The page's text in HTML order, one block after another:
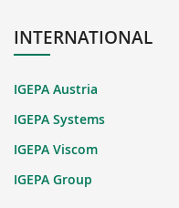
INTERNATIONAL
IGEPA Austria
IGEPA Systems
IGEPA Viscom
IGEPA Group